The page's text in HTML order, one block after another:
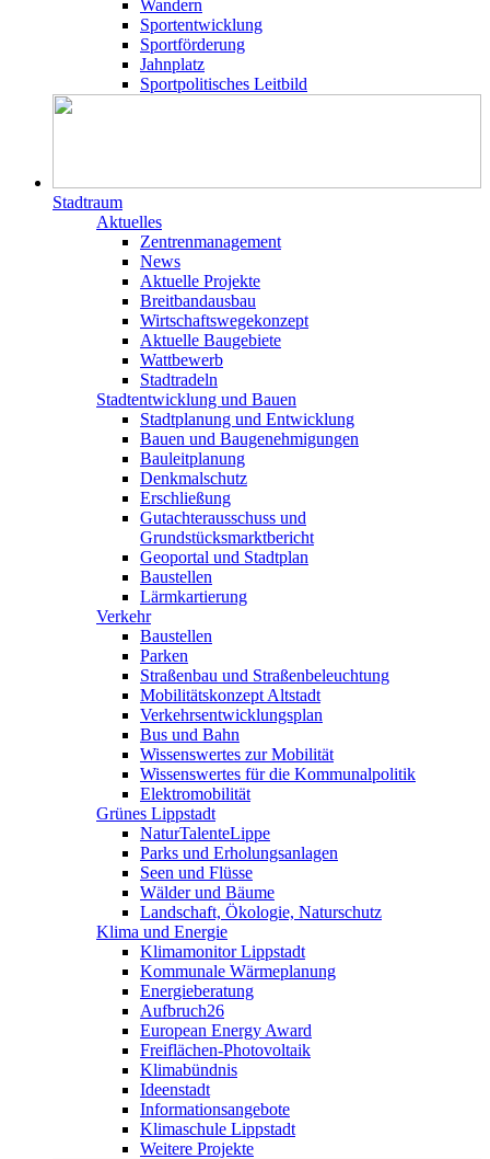
Wandern
Sportentwicklung
Sportförderung
Jahnplatz
Sportpolitisches Leitbild
Stadtraum
Aktuelles
Zentrenmanagement
News
Aktuelle Projekte
Breitbandausbau
Wirtschaftswegekonzept
Aktuelle Baugebiete
Wattbewerb
Stadtradeln
Stadtentwicklung und Bauen
Stadtplanung und Entwicklung
Bauen und Baugenehmigungen
Bauleitplanung
Denkmalschutz
Erschließung
Gutachterausschuss und
Grundstücksmarktbericht
Geoportal und Stadtplan
Baustellen
Lärmkartierung
Verkehr
Baustellen
Parken
Straßenbau und Straßenbeleuchtung
Mobilitätskonzept Altstadt
Verkehrsentwicklungsplan
Bus und Bahn
Wissenswertes zur Mobilität
Wissenswertes für die Kommunalpolitik
Elektromobilität
Grünes Lippstadt
NaturTalenteLippe
Parks und Erholungsanlagen
Seen und Flüsse
Wälder und Bäume
Landschaft, Ökologie, Naturschutz
Klima und Energie
Klimamonitor Lippstadt
Kommunale Wärmeplanung
Energieberatung
Aufbruch26
European Energy Award
Freiflächen-Photovoltaik
Klimabündnis
Ideenstadt
Informationsangebote
Klimaschule Lippstadt
Weitere Projekte